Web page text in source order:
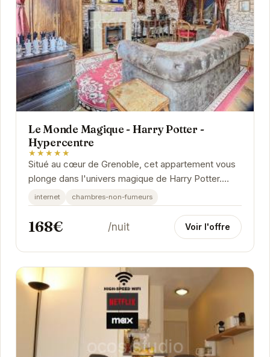
Le Monde Magique - Harry Potter -
Hypercentre
★★★★★
Situé au cœur de Grenoble, cet appartement vous
plonge dans l'univers magique de Harry Potter.
Profitez d'un séjour unique dans un cadre...
internet chambres-non-fumeurs
168€ /nuit Voir l'offre